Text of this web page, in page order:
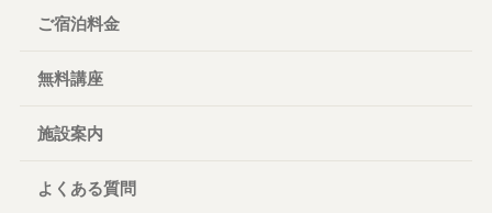
ご宿泊料金
無料講座
施設案内
よくある質問